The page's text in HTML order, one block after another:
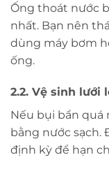
Ống thoát nước
nhất. Bạn nên
dùng máy bơm
ống.
2.2. Vệ sinh lưới
Nếu bụi bẩn quá
bằng nước sạch.
định kỳ để hạn